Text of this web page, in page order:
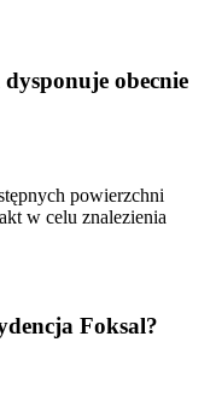
obecnie
powierzchni
w celu znalezienia
Foksal?